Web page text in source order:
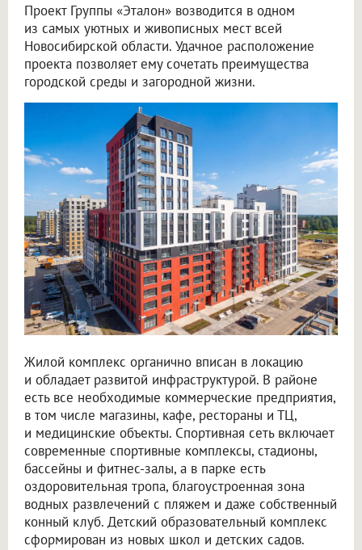
Проект Группы «Эталон» возводится в одном
из самых уютных и живописных мест всей
Новосибирской области. Удачное расположение
проекта позволяет ему сочетать преимущества
городской среды и загородной жизни.
Жилой комплекс органично вписан в локацию
и обладает развитой инфраструктурой. В районе
есть все необходимые коммерческие предприятия,
в том числе магазины, кафе, рестораны и ТЦ,
и медицинские объекты. Спортивная сеть включает
современные спортивные комплексы, стадионы,
бассейны и фитнес-залы, а в парке есть
оздоровительная тропа, благоустроенная зона
водных развлечений с пляжем и даже собственный
конный клуб. Детский образовательный комплекс
сформирован из новых школ и детских садов.